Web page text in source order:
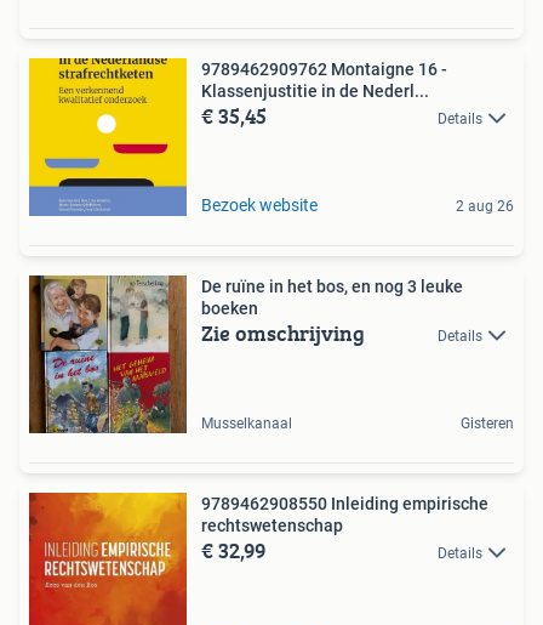
9789462909762 Montaigne 16 -
Klassenjustitie in de Nederl...
€ 35,45 Details
Bezoek website 2 aug 26
De ruïne in het bos, en nog 3 leuke
boeken
Zie omschrijving Details
Musselkanaal Gisteren
9789462908550 Inleiding empirische
rechtswetenschap
€ 32,99 Details